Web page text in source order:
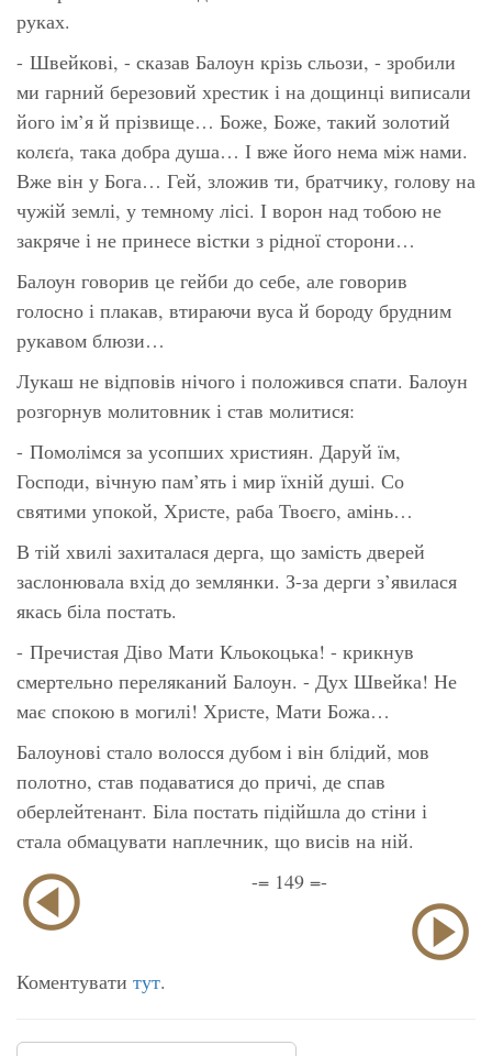
руках.
- Швейкові, - сказав Балоун крізь сльози, - зробили
ми гарний березовий хрестик і на дощинці виписали
його ім’я й прізвище… Боже, Боже, такий золотий
колєґа, така добра душа… І вже його нема між нами.
Вже він у Бога… Гей, зложив ти, братчику, голову на
чужій землі, у темному лісі. І ворон над тобою не
закряче і не принесе вістки з рідної сторони…
Балоун говорив це гейби до себе, але говорив
голосно і плакав, втираючи вуса й бороду брудним
рукавом блюзи…
Лукаш не відповів нічого і положився спати. Балоун
розгорнув молитовник і став молитися:
- Помолімся за усопших християн. Даруй їм,
Господи, вічную пам’ять і мир їхній душі. Со
святими упокой, Христе, раба Твоєго, амінь…
В тій хвилі захиталася дерга, що замість дверей
заслонювала вхід до землянки. З-за дерги з’явилася
якась біла постать.
- Пречистая Діво Мати Кльокоцька! - крикнув
смертельно переляканий Балоун. - Дух Швейка! Не
має спокою в могилі! Христе, Мати Божа…
Балоунові стало волосся дубом і він блідий, мов
полотно, став подаватися до причі, де спав
оберлейтенант. Біла постать підійшла до стіни і
стала обмацувати наплечник, що висів на ній.
-= 149 =-
Коментувати тут.